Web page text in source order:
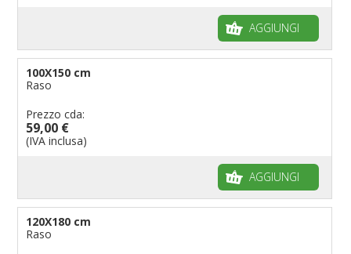
AGGIUNGI
100X150 cm
Raso
Prezzo cda:
59,00 €
(IVA inclusa)
AGGIUNGI
120X180 cm
Raso